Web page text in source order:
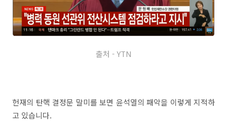
출처 - YTN
헌재의 탄핵 결정문 말미를 보면 윤석열의 패악을 이렇게 지적하
고 있습니다.